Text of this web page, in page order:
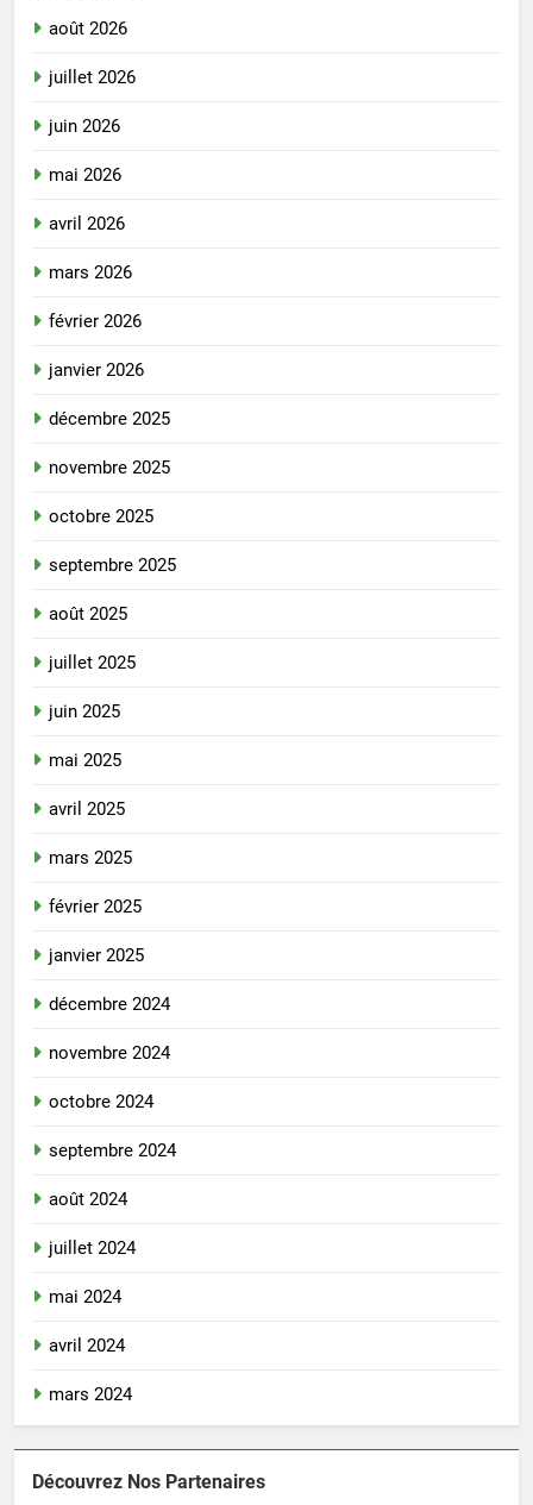
août 2026
juillet 2026
juin 2026
mai 2026
avril 2026
mars 2026
février 2026
janvier 2026
décembre 2025
novembre 2025
octobre 2025
septembre 2025
août 2025
juillet 2025
juin 2025
mai 2025
avril 2025
mars 2025
février 2025
janvier 2025
décembre 2024
novembre 2024
octobre 2024
septembre 2024
août 2024
juillet 2024
mai 2024
avril 2024
mars 2024
Découvrez Nos Partenaires